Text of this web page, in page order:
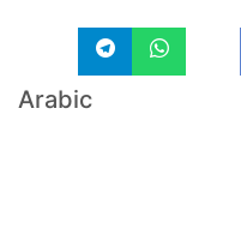
Arabic